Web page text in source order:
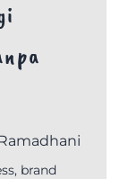
, brand